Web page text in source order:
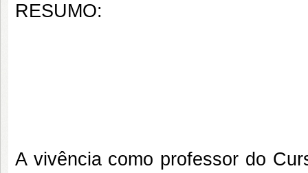
RESUMO:
A vivência como professor do